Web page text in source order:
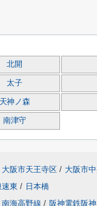
北開
太子
天神ノ森
南津守
大阪市天王寺区 / 大阪市
速東 / 日本橋
南海高野線 / 阪神電鉄阪